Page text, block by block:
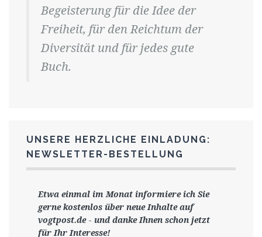
Begeisterung für die Idee der
Freiheit, für den Reichtum der
Diversität und für jedes gute
Buch.
UNSERE HERZLICHE EINLADUNG:
NEWSLETTER-BESTELLUNG
Etwa einmal im Monat informiere ich Sie
gernekostenlos über neue Inhalte auf
vogtpost.de- und danke Ihnen schon jetzt
für Ihr Interesse!